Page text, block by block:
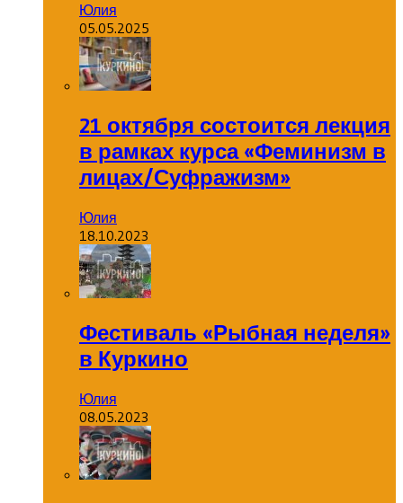
Юлия
05.05.2025
21 октября состоится лекция
в рамках курса «Феминизм в
лицах/Суфражизм»
Юлия
18.10.2023
Фестиваль «Рыбная неделя»
в Куркино
Юлия
08.05.2023